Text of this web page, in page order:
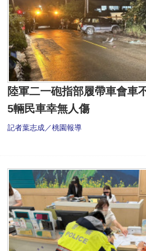
陸軍二一砲指部履帶車會
5輛民車幸無人傷
記者葉志成／桃園報導